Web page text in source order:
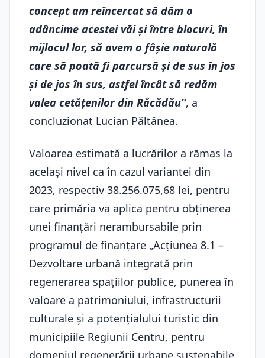
concept am reîncercat să dăm o
adâncime acestei văi și între blocuri, în
mijlocul lor, să avem o fâșie naturală
care să poată fi parcursă și de sus în jos
și de jos în sus, astfel încât să redăm
valea cetățenilor din Răcădău”, a
concluzionat Lucian Păltânea.
Valoarea estimată a lucrărilor a rămas la
același nivel ca în cazul variantei din
2023, respectiv 38.256.075,68 lei, pentru
care primăria va aplica pentru obținerea
unei finanțări nerambursabile prin
programul de finanțare „Acțiunea 8.1 –
Dezvoltare urbană integrată prin
regenerarea spațiilor publice, punerea în
valoare a patrimoniului, infrastructurii
culturale și a potențialului turistic din
municipiile Regiunii Centru, pentru
domeniul regenerării urbane sustenabile